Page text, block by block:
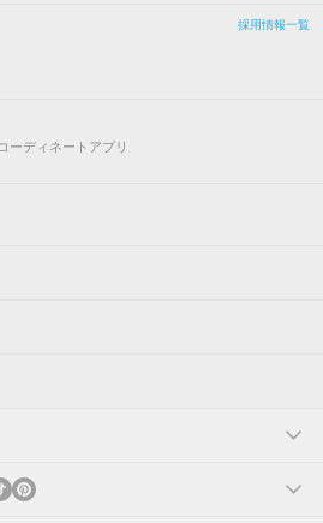
採用情報一覧
ーディネートアプリ